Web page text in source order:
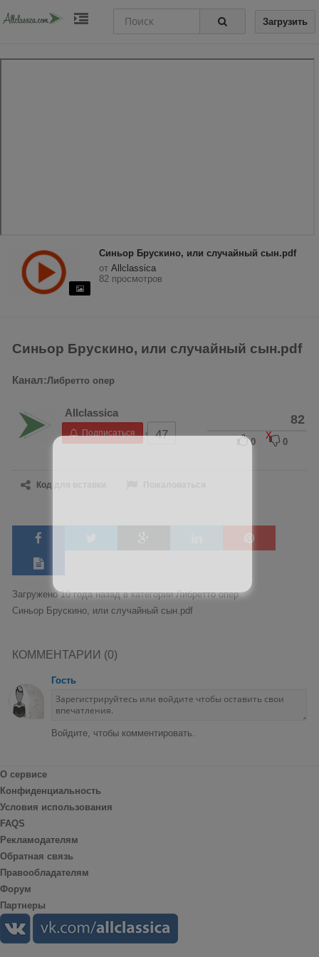
Загрузить
Синьор Брускино, или случайный сын.pdf
от Allclassica
82 просмотров
Синьор Брускино, или случайный сын.pdf
Канал:Либретто опер
Allclassica
Подписаться 47
82
0 0
Код для вставки
Загружено 10 года назад в категорииЛибретто опер
Синьор Брускино, или случайный сын.pdf
КОММЕНТАРИИ (0)
Гость
Войдите, чтобы комментировать.
О сервисе
Конфиденциальность
Условия использования
FAQS
Рекламодателям
Обратная связь
Правообладателям
Форум
Партнеры
X